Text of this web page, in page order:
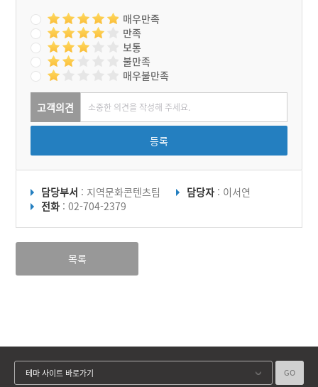
매우만족
만족
보통
불만족
매우불만족
고객의견
등록
담당부서 : 지역문화콘텐츠팀 담당자 : 이서연
전화 : 02-704-2379
목록
테마 사이트 바로가기 GO